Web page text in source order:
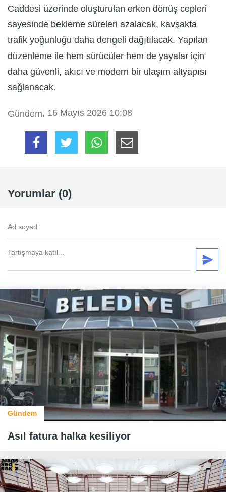
Caddesi üzerinde oluşturulan erken dönüş cepleri
sayesinde bekleme süreleri azalacak, kavşakta
trafik yoğunluğu daha dengeli dağıtılacak. Yapılan
düzenleme ile hem sürücüler hem de yayalar için
daha güvenli, akıcı ve modern bir ulaşım altyapısı
sağlanacak.
Gündem, 16 Mayıs 2026 10:08
Yorumlar (0)
Gündem
Asıl fatura halka kesiliyor